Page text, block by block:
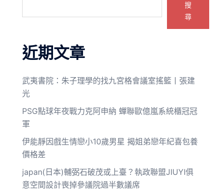
搜
尋
近期文章
武夷書院：朱子理學的找九宮格會議室搖籃丨張建
光
PSG點球年夜戰力克阿申納 蟬聯歐億嵐系統櫃冠冠
軍
伊能靜因戲生情戀小10歲男星 揭姐弟戀年紀喜包養
價格差
japan(日本)輔弼石破茂或上臺？執政聯盟JIUYI俱
意空間設計喪掉參議院過半數議席